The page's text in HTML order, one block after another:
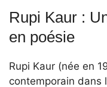
Rupi Kaur :
en poésie
Rupi Kaur (née en
contemporain dans